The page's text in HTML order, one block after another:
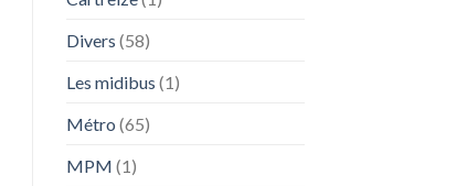
Divers (58)
Les midibus (1)
Métro (65)
MPM (1)